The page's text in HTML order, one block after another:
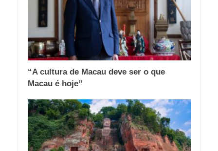
“A cultura de Macau deve ser o que
Macau é hoje”